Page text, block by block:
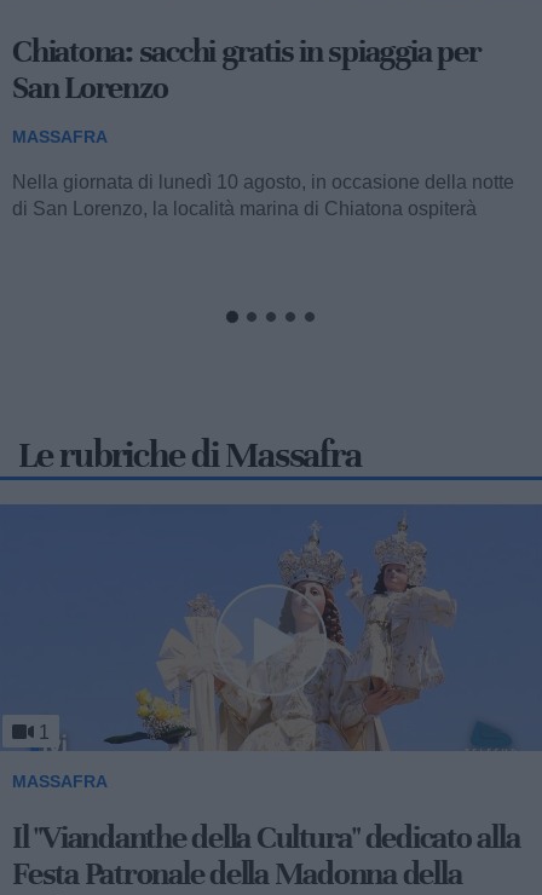
Emergenza caldo Massafra: un aiuto per
anziani e fragili
MASSAFRA
Anche per la stagione estiva in corso, l'amministrazione
comunale guidata dalla sindaca Giancarla Zaccaro,
Le rubriche di Massafra
1
MASSAFRA
Viandanthe della Cultura: la "Chiesa
Rupestre della Buona Nuova"